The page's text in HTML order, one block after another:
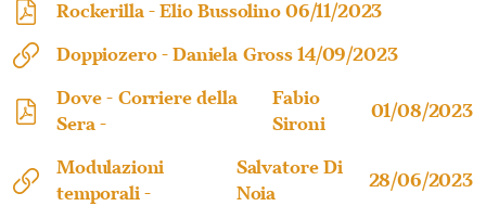
Rockerilla - Elio Bussolino 06/11/2023
Doppiozero - Daniela Gross 14/09/2023
Dove - Corriere della
Sera -
Fabio
Sironi
01/08/2023
Modulazioni
temporali -
Salvatore Di
Noia
28/06/2023